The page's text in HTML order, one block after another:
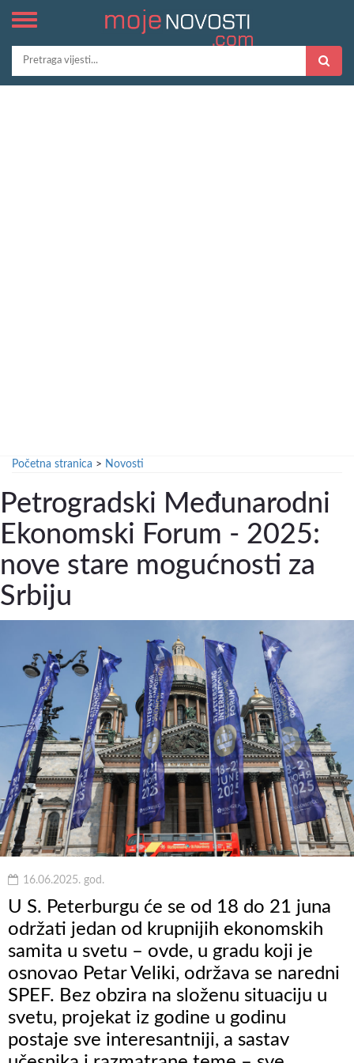
Početna stranica > Novosti
Petrogradski Međunarodni
Ekonomski Forum - 2025:
nove stare mogućnosti za
Srbiju
16.06.2025. god.
U S. Peterburgu će se od 18 do 21 juna
održati jedan od krupnijih ekonomskih
samita u svetu – ovde, u gradu koji je
osnovao Petar Veliki, održava se naredni
SPEF. Bez obzira na složenu situaciju u
svetu, projekat iz godine u godinu
postaje sve interesantniji, a sastav